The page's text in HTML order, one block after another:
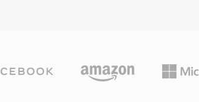
ไม่มีข้อจำกัดด้านขนาด การรองรับตัวแปลงสัญญาณที่ยืด
แข็ง เพราะคอนเทนเนอร์เดียวใช้ได้ไม่ว่าเนื้อหาจะเป็นเ